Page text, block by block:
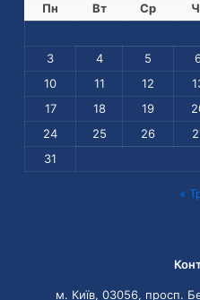
Пн Вт Ср
3
4 5
10
11 12
17
18 19
24
25 26
31
«
м. Київ, 03056, просп.